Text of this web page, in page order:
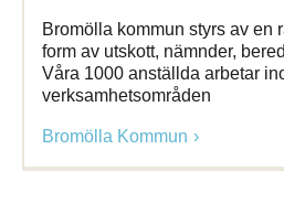
Bromölla kommun styrs av en
form av utskott, nämnder,
Våra 1000 anställda arbetar
verksamhetsområden
Bromölla Kommun